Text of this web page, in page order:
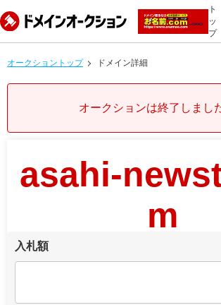
ト
ッ
プ
オークショントップ ドメイン詳細
オークションは終了しまし
asahi-
m
入札額